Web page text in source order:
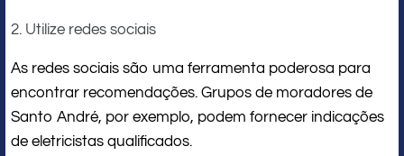
2. Utilize redes sociais
As redes sociais são uma ferramenta poderosa para
encontrar recomendações. Grupos de moradores de
Santo André, por exemplo, podem fornecer indicações
de eletricistas qualificados.